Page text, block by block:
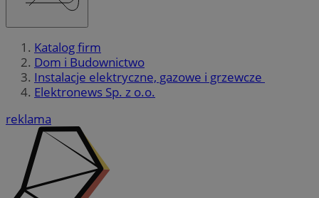
Katalog firm
Dom i Budownictwo
Instalacje elektryczne, gazowe i grzewcze
Elektronews Sp. z o.o.
reklama